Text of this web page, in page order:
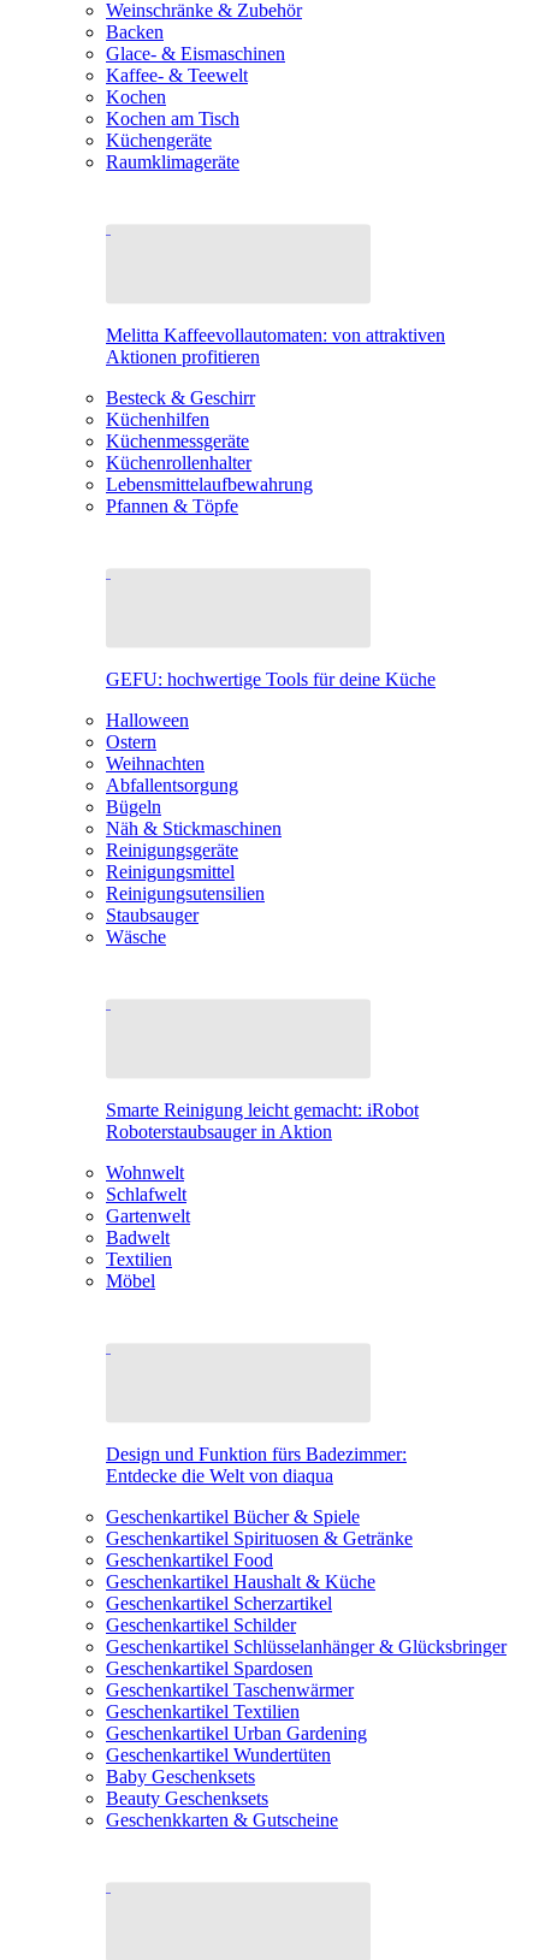
Weinschränke & Zubehör
Backen
Glace- & Eismaschinen
Kaffee- & Teewelt
Kochen
Kochen am Tisch
Küchengeräte
Raumklimageräte
Melitta Kaffeevollautomaten: von attraktiven
Aktionen profitieren
Besteck & Geschirr
Küchenhilfen
Küchenmessgeräte
Küchenrollenhalter
Lebensmittelaufbewahrung
Pfannen & Töpfe
GEFU: hochwertige Tools für deine Küche
Halloween
Ostern
Weihnachten
Abfallentsorgung
Bügeln
Näh & Stickmaschinen
Reinigungsgeräte
Reinigungsmittel
Reinigungsutensilien
Staubsauger
Wäsche
Smarte Reinigung leicht gemacht: iRobot
Roboterstaubsauger in Aktion
Wohnwelt
Schlafwelt
Gartenwelt
Badwelt
Textilien
Möbel
Design und Funktion fürs Badezimmer:
Entdecke die Welt von diaqua
Geschenkartikel Bücher & Spiele
Geschenkartikel Spirituosen & Getränke
Geschenkartikel Food
Geschenkartikel Haushalt & Küche
Geschenkartikel Scherzartikel
Geschenkartikel Schilder
Geschenkartikel Schlüsselanhänger & Glücksbringer
Geschenkartikel Spardosen
Geschenkartikel Taschenwärmer
Geschenkartikel Textilien
Geschenkartikel Urban Gardening
Geschenkartikel Wundertüten
Baby Geschenksets
Beauty Geschenksets
Geschenkkarten & Gutscheine